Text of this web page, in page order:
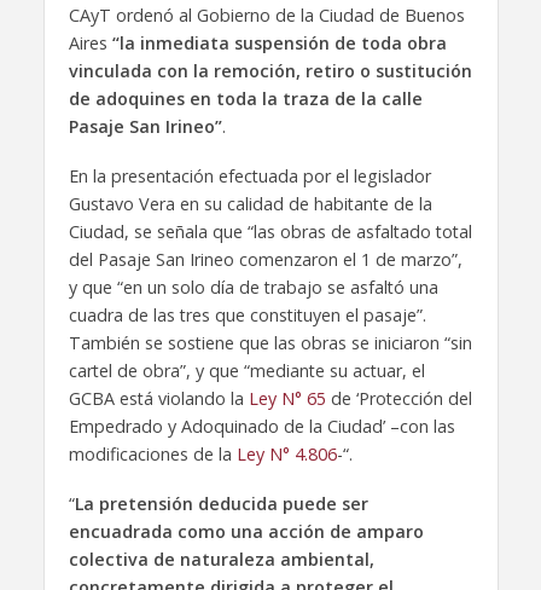
CAyT ordenó al Gobierno de la Ciudad de Buenos
Aires “la inmediata suspensión de toda obra
vinculada con la remoción, retiro o sustitución
de adoquines en toda la traza de la calle
Pasaje San Irineo”.
En la presentación efectuada por el legislador
Gustavo Vera en su calidad de habitante de la
Ciudad, se señala que “las obras de asfaltado total
del Pasaje San Irineo comenzaron el 1 de marzo”,
y que “en un solo día de trabajo se asfaltó una
cuadra de las tres que constituyen el pasaje”.
También se sostiene que las obras se iniciaron “sin
cartel de obra”, y que “mediante su actuar, el
GCBA está violando la Ley N° 65 de ‘Protección del
Empedrado y Adoquinado de la Ciudad’ –con las
modificaciones de la Ley N° 4.806-“.
“La pretensión deducida puede ser
encuadrada como una acción de amparo
colectiva de naturaleza ambiental,